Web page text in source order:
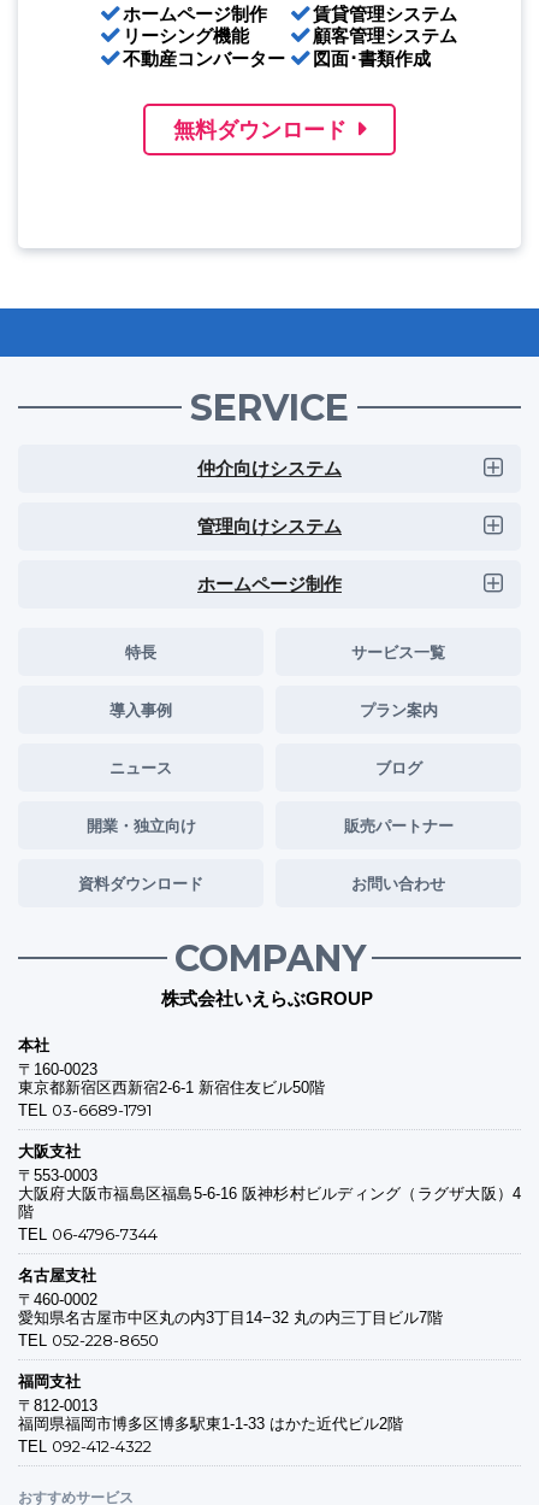
ホームページ制作
リーシング機能
不動産コンバーター
賃貸管理システム
顧客管理システム
図面･書類作成
無料ダウンロード
SERVICE
仲介向けシステム
管理向けシステム
ホームページ制作
特長 サービス一覧
導入事例 プラン案内
ニュース ブログ
開業・独立向け 販売パートナー
資料ダウンロード お問い合わせ
COMPANY
株式会社いえらぶGROUP
本社
〒160-0023
東京都新宿区西新宿2-6-1 新宿住友ビル50階
TEL 03-6689-1791
大阪支社
〒553-0003
大阪府大阪市福島区福島5-6-16 阪神杉村ビルディング（ラグザ大阪）4
階
TEL 06-4796-7344
名古屋支社
〒460-0002
愛知県名古屋市中区丸の内3丁目14−32 丸の内三丁目ビル7階
TEL 052-228-8650
福岡支社
〒812-0013
福岡県福岡市博多区博多駅東1-1-33 はかた近代ビル2階
TEL 092-412-4322
おすすめサービス